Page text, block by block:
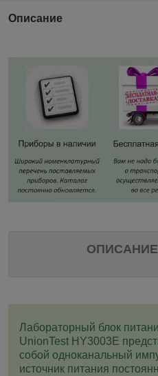
Описание
Лабораторный блок
UnionTest HY3003E
собой одноканальный
источник питания